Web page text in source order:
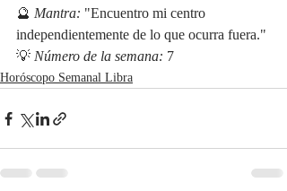
🔮 Mantra: "Encuentro mi centro
independientemente de lo que ocurra fuera."
💡 Número de la semana: 7
Horóscopo Semanal Libra